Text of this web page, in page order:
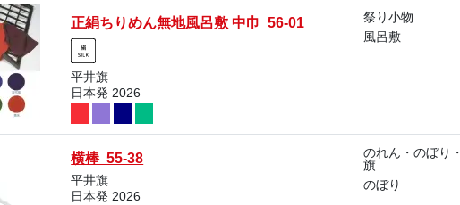
正絹ちりめん無地風呂敷 中巾 56-01
平井旗
日本発 2026
祭り小物
風呂敷
横棒 55-38
平井旗
日本発 2026
のれん・のぼり・
旗
のぼり